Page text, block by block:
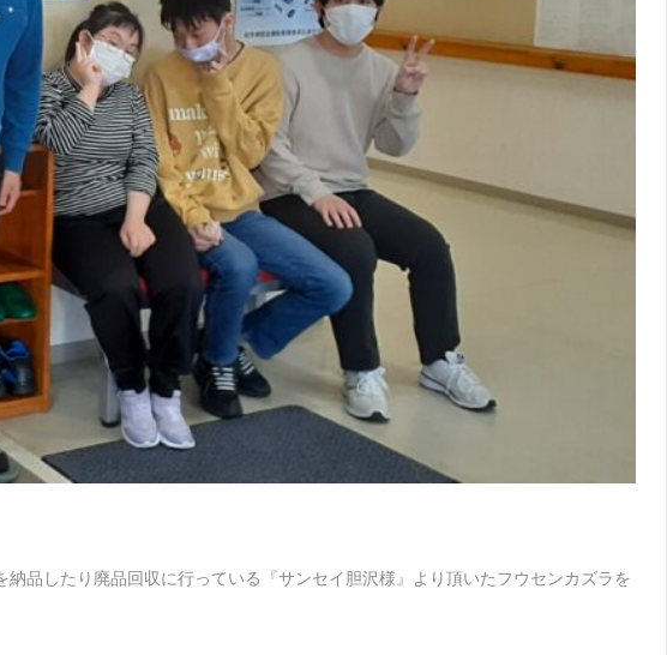
品したり廃品回収に行っている『サンセイ胆沢様』より頂いたフウセンカズラを